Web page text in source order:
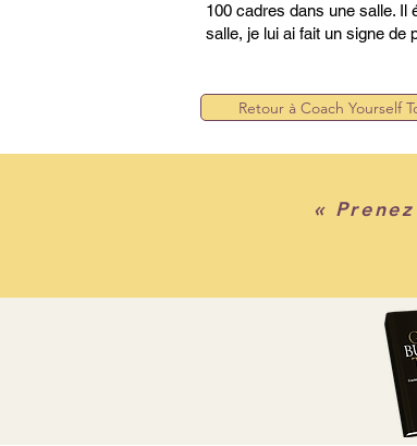
100 cadres dans une salle.
salle, je lui ai fait un signe de
Retour à Coach Yourself
«